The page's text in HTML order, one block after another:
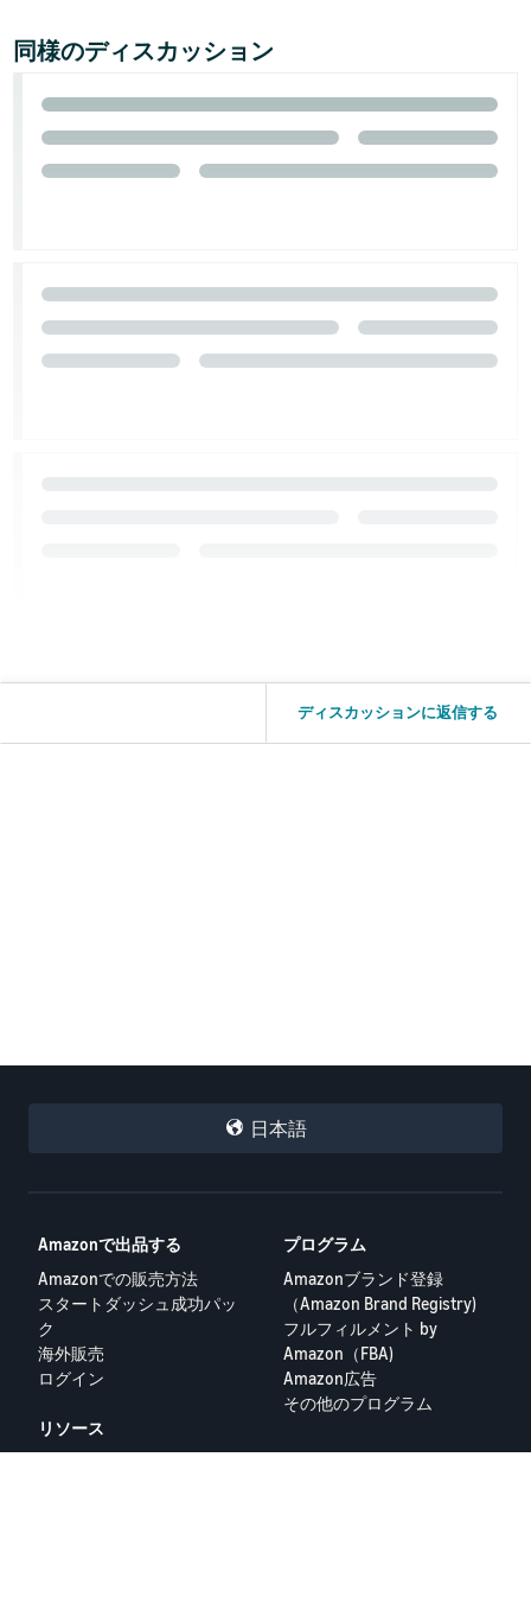
同様のディスカッション
ディスカッションに返信する
日本語
Amazonで出品する
Amazonでの販売方法
スタートダッシュ成功パッ
ク
海外販売
ログイン
プログラム
Amazonブランド登録
（Amazon Brand Registry)
フルフィルメント by
Amazon（FBA)
Amazon広告
その他のプログラム
リソース